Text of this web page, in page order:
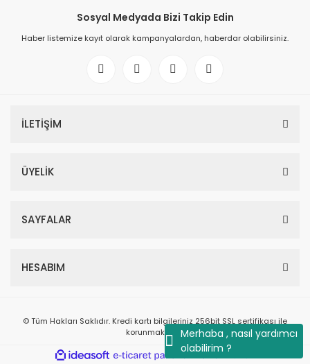
Merhaba , nasıl yardımcı
olabilirim ?
Sosyal Medyada Bizi Takip Edin
Haber listemize kayıt olarak kampanyalardan, haberdar olabilirsiniz.
İLETİŞİM
ÜYELİK
SAYFALAR
HESABIM
© Tüm Hakları Saklıdır. Kredi kartı bilgileriniz 256bit SSL sertifikası ile
korunmaktadır.
ideasoft